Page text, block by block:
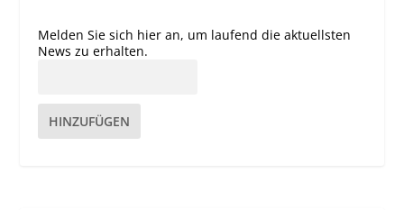
Melden Sie sich hier an, um laufend die aktuellsten
News zu erhalten.
HINZUFÜGEN